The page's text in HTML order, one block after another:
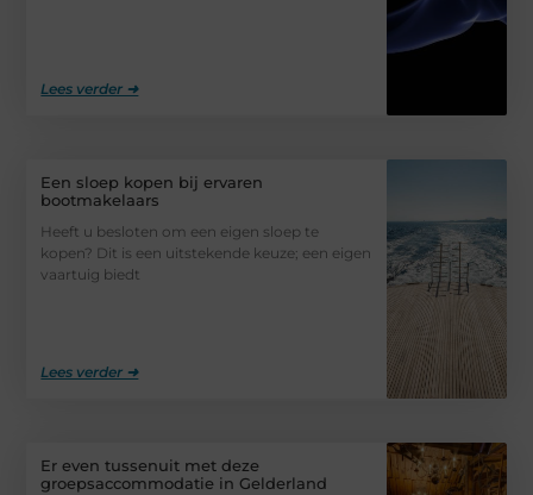
Lees verder ➜
Een sloep kopen bij ervaren
bootmakelaars
Heeft u besloten om een eigen sloep te
kopen? Dit is een uitstekende keuze; een eigen
vaartuig biedt
Lees verder ➜
Er even tussenuit met deze
groepsaccommodatie in Gelderland